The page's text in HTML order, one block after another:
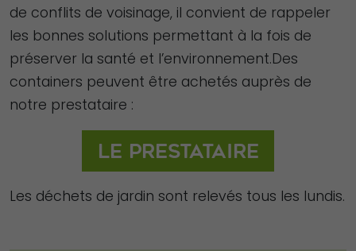
de conflits de voisinage, il convient de rappeler
les bonnes solutions permettant à la fois de
préserver la santé et l’environnement.Des
containers peuvent être achetés auprès de
notre prestataire :
Le prestataire
Les déchets de jardin sont relevés tous les lundis.
Nécessaire
Ces cookies ne
sont pas
facultatifs. Ils
nécessaires au
fonctionnement
du site Web.